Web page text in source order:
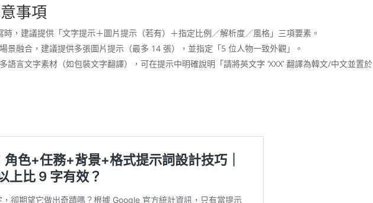
事項
，建議提供「文字提示＋圖片提示（若有）＋指定比例／解析度／風格」三項要素。
景融合，建議提供多張圖片提示（最多 14 張），並指定「5 位人物一致外觀」。
語言文字素材（如包裝文字翻譯），可在提示中明確說明「請將英文字 ‘XXX’ 翻譯為韓文/中文並置於